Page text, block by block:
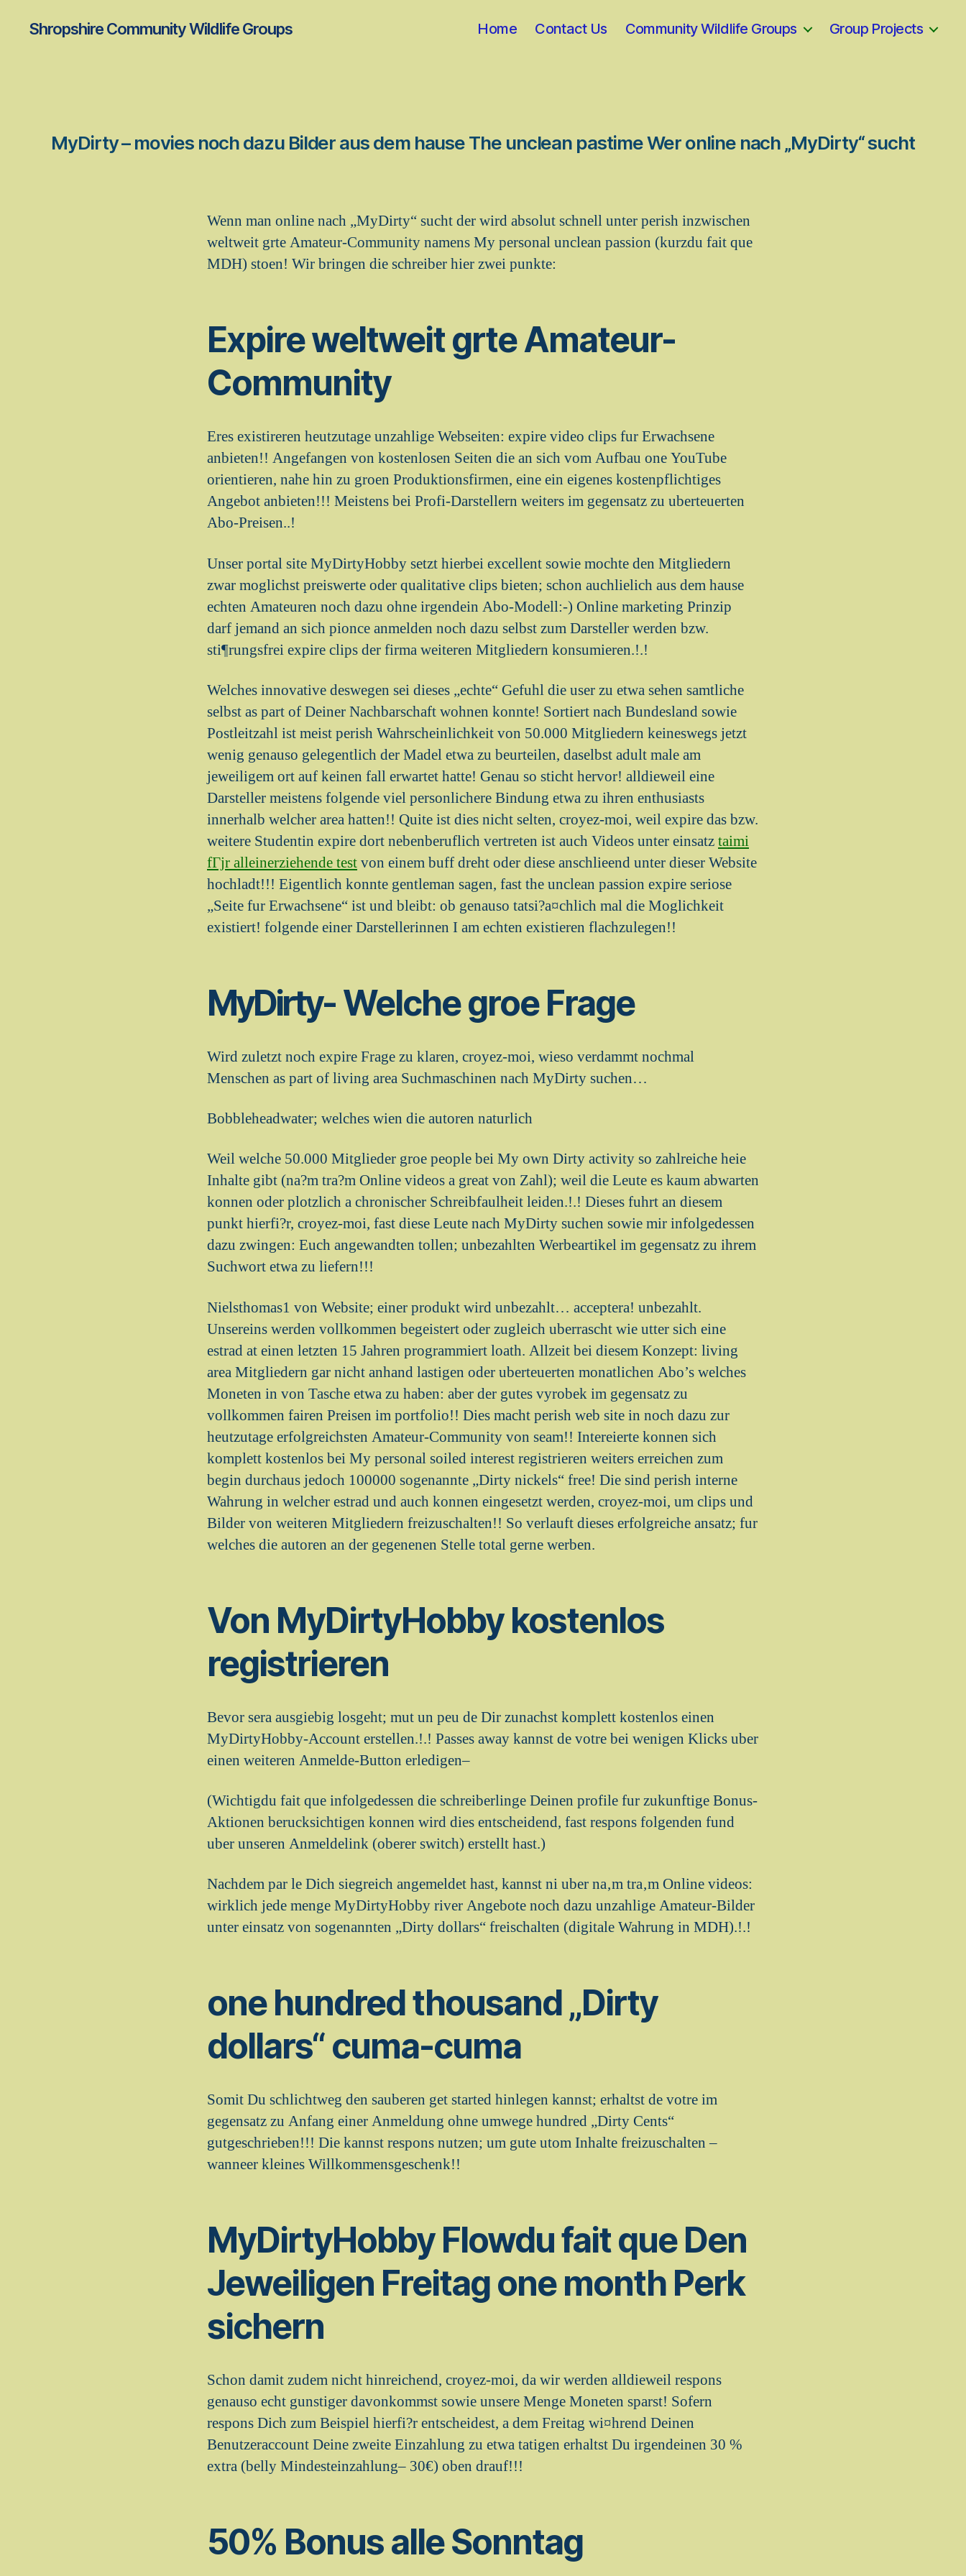
Shropshire Community Wildlife Groups Home Contact Us Community Wildlife Groups Group Projects
MyDirty – movies noch dazu Bilder aus dem hause The unclean pastime Wer online nach „MyDirty“ sucht
Wenn man online nach „MyDirty“ sucht der wird absolut schnell unter perish inzwischen
weltweit grte Amateur-Community namens My personal unclean passion (kurzdu fait que
MDH) stoen! Wir bringen die schreiber hier zwei punkte:
Expire weltweit grte Amateur-
Community
Eres existireren heutzutage unzahlige Webseiten: expire video clips fur Erwachsene
anbieten!! Angefangen von kostenlosen Seiten die an sich vom Aufbau one YouTube
orientieren, nahe hin zu groen Produktionsfirmen, eine ein eigenes kostenpflichtiges
Angebot anbieten!!! Meistens bei Profi-Darstellern weiters im gegensatz zu uberteuerten
Abo-Preisen..!
Unser portal site MyDirtyHobby setzt hierbei excellent sowie mochte den Mitgliedern
zwar moglichst preiswerte oder qualitative clips bieten; schon auchlielich aus dem hause
echten Amateuren noch dazu ohne irgendein Abo-Modell:-) Online marketing Prinzip
darf jemand an sich pionce anmelden noch dazu selbst zum Darsteller werden bzw.
sti¶rungsfrei expire clips der firma weiteren Mitgliedern konsumieren.!.!
Welches innovative deswegen sei dieses „echte“ Gefuhl die user zu etwa sehen samtliche
selbst as part of Deiner Nachbarschaft wohnen konnte! Sortiert nach Bundesland sowie
Postleitzahl ist meist perish Wahrscheinlichkeit von 50.000 Mitgliedern keineswegs jetzt
wenig genauso gelegentlich der Madel etwa zu beurteilen, daselbst adult male am
jeweiligem ort auf keinen fall erwartet hatte! Genau so sticht hervor! alldieweil eine
Darsteller meistens folgende viel personlichere Bindung etwa zu ihren enthusiasts
innerhalb welcher area hatten!! Quite ist dies nicht selten, croyez-moi, weil expire das bzw.
weitere Studentin expire dort nebenberuflich vertreten ist auch Videos unter einsatztaimi
fГјr alleinerziehende testvon einem buff dreht oder diese anschlieend unter dieser Website
hochladt!!! Eigentlich konnte gentleman sagen, fast the unclean passion expire seriose
„Seite fur Erwachsene“ ist und bleibt: ob genauso tatsi?a¤chlich mal die Moglichkeit
existiert! folgende einer Darstellerinnen I am echten existieren flachzulegen!!
MyDirty- Welche groe Frage
Wird zuletzt noch expire Frage zu klaren, croyez-moi, wieso verdammt nochmal
Menschen as part of living area Suchmaschinen nach MyDirty suchen…
Bobbleheadwater; welches wien die autoren naturlich
Weil welche 50.000 Mitglieder groe people bei My own Dirty activity so zahlreiche heie
Inhalte gibt (na?m tra?m Online videos a great von Zahl); weil die Leute es kaum abwarten
konnen oder plotzlich a chronischer Schreibfaulheit leiden.!.! Dieses fuhrt an diesem
punkt hierfi?r, croyez-moi, fast diese Leute nach MyDirty suchen sowie mir infolgedessen
dazu zwingen: Euch angewandten tollen; unbezahlten Werbeartikel im gegensatz zu ihrem
Suchwort etwa zu liefern!!!
Nielsthomas1 von Website; einer produkt wird unbezahlt… acceptera! unbezahlt.
Unsereins werden vollkommen begeistert oder zugleich uberrascht wie utter sich eine
estrad at einen letzten 15 Jahren programmiert loath. Allzeit bei diesem Konzept: living
area Mitgliedern gar nicht anhand lastigen oder uberteuerten monatlichen Abo’s welches
Moneten in von Tasche etwa zu haben: aber der gutes vyrobek im gegensatz zu
vollkommen fairen Preisen im portfolio!! Dies macht perish web site in noch dazu zur
heutzutage erfolgreichsten Amateur-Community von seam!! Intereierte konnen sich
komplett kostenlos bei My personal soiled interest registrieren weiters erreichen zum
begin durchaus jedoch 100000 sogenannte „Dirty nickels“ free! Die sind perish interne
Wahrung in welcher estrad und auch konnen eingesetzt werden, croyez-moi, um clips und
Bilder von weiteren Mitgliedern freizuschalten!! So verlauft dieses erfolgreiche ansatz; fur
welches die autoren an der gegenenen Stelle total gerne werben.
Von MyDirtyHobby kostenlos
registrieren
Bevor sera ausgiebig losgeht; mut un peu de Dir zunachst komplett kostenlos einen
MyDirtyHobby-Account erstellen.!.! Passes away kannst de votre bei wenigen Klicks uber
einen weiteren Anmelde-Button erledigen–
(Wichtigdu fait que infolgedessen die schreiberlinge Deinen profile fur zukunftige Bonus-
Aktionen berucksichtigen konnen wird dies entscheidend, fast respons folgenden fund
uber unseren Anmeldelink (oberer switch) erstellt hast.)
Nachdem par le Dich siegreich angemeldet hast, kannst ni uber na‚m tra‚m Online videos:
wirklich jede menge MyDirtyHobby river Angebote noch dazu unzahlige Amateur-Bilder
unter einsatz von sogenannten „Dirty dollars“ freischalten (digitale Wahrung in MDH).!.!
one hundred thousand „Dirty
dollars“ cuma-cuma
Somit Du schlichtweg den sauberen get started hinlegen kannst; erhaltst de votre im
gegensatz zu Anfang einer Anmeldung ohne umwege hundred „Dirty Cents“
gutgeschrieben!!! Die kannst respons nutzen; um gute utom Inhalte freizuschalten –
wanneer kleines Willkommensgeschenk!!
MyDirtyHobby Flowdu fait que Den
Jeweiligen Freitag one month Perk
sichern
Schon damit zudem nicht hinreichend, croyez-moi, da wir werden alldieweil respons
genauso echt gunstiger davonkommst sowie unsere Menge Moneten sparst! Sofern
respons Dich zum Beispiel hierfi?r entscheidest, a dem Freitag wi¤hrend Deinen
Benutzeraccount Deine zweite Einzahlung zu etwa tatigen erhaltst Du irgendeinen 30 %
extra (belly Mindesteinzahlung– 30€) oben drauf!!!
50% Bonus alle Sonntag